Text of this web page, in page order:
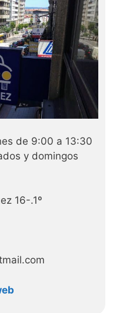
de 9:00 a 13:30
y domingos
16-.1º